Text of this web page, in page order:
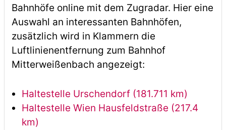
Bahnhöfe online mit dem Zugradar. Hier eine
Auswahl an interessanten Bahnhöfen,
zusätzlich wird in Klammern die
Luftlinienentfernung zum Bahnhof
Mitterweißenbach angezeigt:
Haltestelle Urschendorf (181.711 km)
Haltestelle Wien Hausfeldstraße (217.4
km)